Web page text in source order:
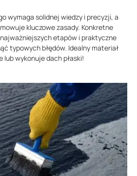
wymaga solidnej wiedzy i precyzji, a
kluczowe zasady. Konkretne
etapów i praktyczne
typowych błędów. Idealny materiał
lub wykonuje dach płaski!